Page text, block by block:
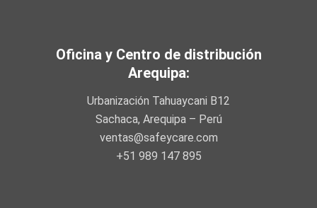
Oficina y Centro de distribución
Arequipa:
Urbanización Tahuaycani B12
Sachaca, Arequipa – Perú
ventas@safeycare.com
+51 989 147 895